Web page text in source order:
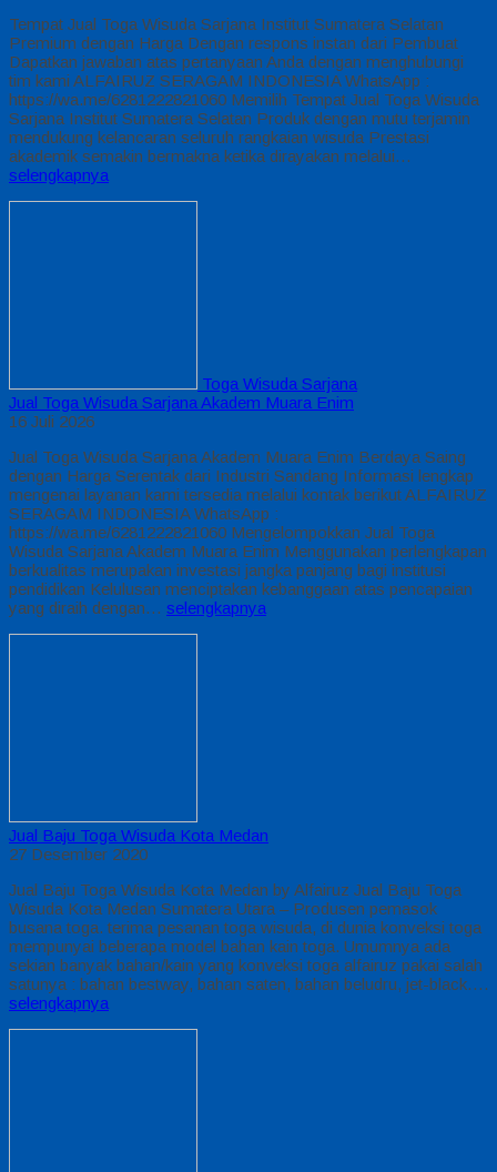
Tempat Jual Toga Wisuda Sarjana Institut Sumatera Selatan
Premium dengan Harga Dengan respons instan dari Pembuat
Dapatkan jawaban atas pertanyaan Anda dengan menghubungi
tim kami ALFAIRUZ SERAGAM INDONESIA WhatsApp :
https://wa.me/6281222821060 Memilih Tempat Jual Toga Wisuda
Sarjana Institut Sumatera Selatan Produk dengan mutu terjamin
mendukung kelancaran seluruh rangkaian wisuda Prestasi
akademik semakin bermakna ketika dirayakan melalui…
selengkapnya
Toga Wisuda Sarjana
Jual Toga Wisuda Sarjana Akadem Muara Enim
16 Juli 2026
Jual Toga Wisuda Sarjana Akadem Muara Enim Berdaya Saing
dengan Harga Serentak dari Industri Sandang Informasi lengkap
mengenai layanan kami tersedia melalui kontak berikut ALFAIRUZ
SERAGAM INDONESIA WhatsApp :
https://wa.me/6281222821060 Mengelompokkan Jual Toga
Wisuda Sarjana Akadem Muara Enim Menggunakan perlengkapan
berkualitas merupakan investasi jangka panjang bagi institusi
pendidikan Kelulusan menciptakan kebanggaan atas pencapaian
yang diraih dengan… selengkapnya
Jual Baju Toga Wisuda Kota Medan
27 Desember 2020
Jual Baju Toga Wisuda Kota Medan by Alfairuz Jual Baju Toga
Wisuda Kota Medan Sumatera Utara – Produsen pemasok
busana toga. terima pesanan toga wisuda, di dunia konveksi toga
mempunyai beberapa model bahan kain toga. Umumnya ada
sekian banyak bahan/kain yang konveksi toga alfairuz pakai salah
satunya : bahan bestway, bahan saten, bahan beludru, jet-black….
selengkapnya